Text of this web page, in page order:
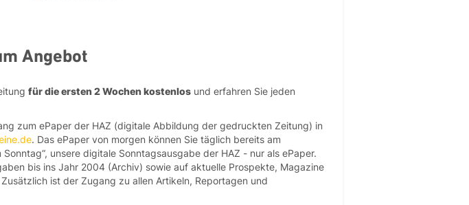
Angebot
für die ersten 2 Wochen kostenlos und erfahren Sie jeden
zum ePaper der HAZ (digitale Abbildung der gedruckten Zeitung) in
. Das ePaper von morgen können Sie täglich bereits am
unsere digitale Sonntagsausgabe der HAZ - nur als ePaper.
bis ins Jahr 2004 (Archiv) sowie auf aktuelle Prospekte, Magazine
ist der Zugang zu allen Artikeln, Reportagen und